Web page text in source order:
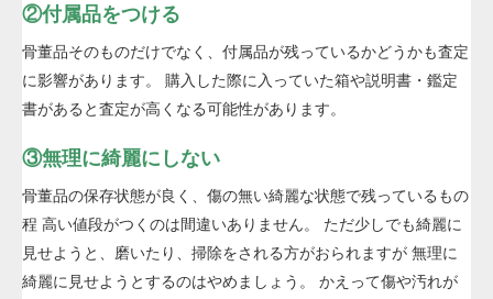
②付属品をつける
骨董品そのものだけでなく、付属品が残っているかどうかも査定
に影響があります。 購入した際に入っていた箱や説明書・鑑定
書があると査定が高くなる可能性があります。
③無理に綺麗にしない
骨董品の保存状態が良く、傷の無い綺麗な状態で残っているもの
程 高い値段がつくのは間違いありません。 ただ少しでも綺麗に
見せようと、磨いたり、掃除をされる方がおられますが 無理に
綺麗に見せようとするのはやめましょう。 かえって傷や汚れが